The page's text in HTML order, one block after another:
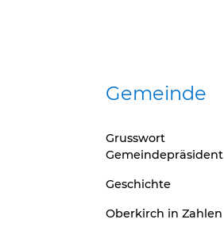
Gemeinde
Grusswort
Gemeindepräsident
Geschichte
Oberkirch in Zahlen